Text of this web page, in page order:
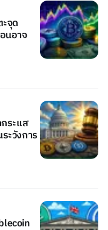
จุด
นอาจ
ระแส
ะวังการ